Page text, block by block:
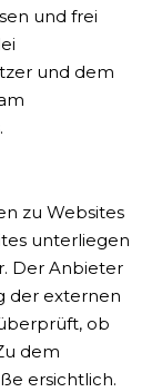
und frei
und dem
zu Websites
unterliegen
Der Anbieter
der externen
ob
dem
ersichtlich.